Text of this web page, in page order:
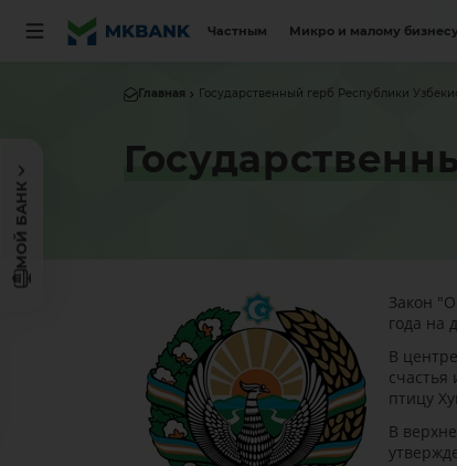
Частным Микро и малому бизнесу
МОЙ БАНК
Главная Государственный герб Республики
Закон
года на
В
птицу
В